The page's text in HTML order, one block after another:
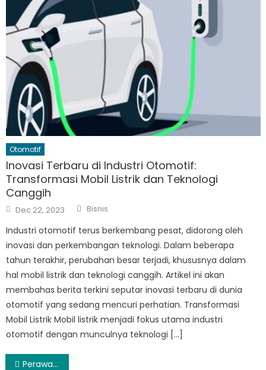
Otomotif
Inovasi Terbaru di Industri Otomotif:
Transformasi Mobil Listrik dan Teknologi
Canggih
Posted
on
Dec 22, 2023 Author
Bisnis
Industri otomotif terus berkembang pesat, didorong oleh
inovasi dan perkembangan teknologi. Dalam beberapa
tahun terakhir, perubahan besar terjadi, khususnya dalam
hal mobil listrik dan teknologi canggih. Artikel ini akan
membahas berita terkini seputar inovasi terbaru di dunia
otomotif yang sedang mencuri perhatian. Transformasi
Mobil Listrik Mobil listrik menjadi fokus utama industri
otomotif dengan munculnya teknologi […]
Post
Perawatan Kulit Wajah Dengan Buah-Buahan